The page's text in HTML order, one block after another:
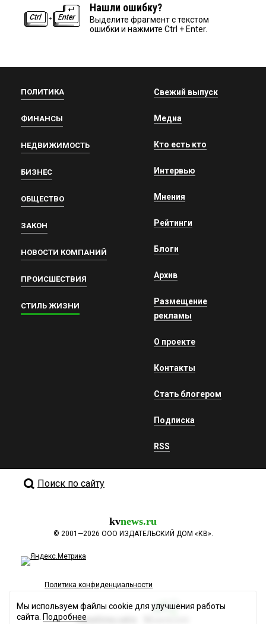
Нашли ошибку?
Выделите фрагмент с текстом
ошибки и нажмите Ctrl + Enter.
ПОЛИТИКА
ФИНАНСЫ
НЕДВИЖИМОСТЬ
БИЗНЕС
ОБЩЕСТВО
ЗАКОН
НОВОСТИ КОМПАНИЙ
ПРОИСШЕСТВИЯ
СТИЛЬ ЖИЗНИ
Свежий выпуск
Медиа
Кто есть кто
Интервью
Мнения
Рейтинги
Блоги
Архив
Размещение
рекламы
О проекте
Контакты
Стать блогером
Подписка
RSS
Поиск по сайту
kvnews.ru
© 2001—2026 ООО ИЗДАТЕЛЬСКИЙ ДОМ «КВ».
Политика конфиденциальности
Разработка сайта
Мы используем файлы cookie для улучшения работы
сайта. Подробнее